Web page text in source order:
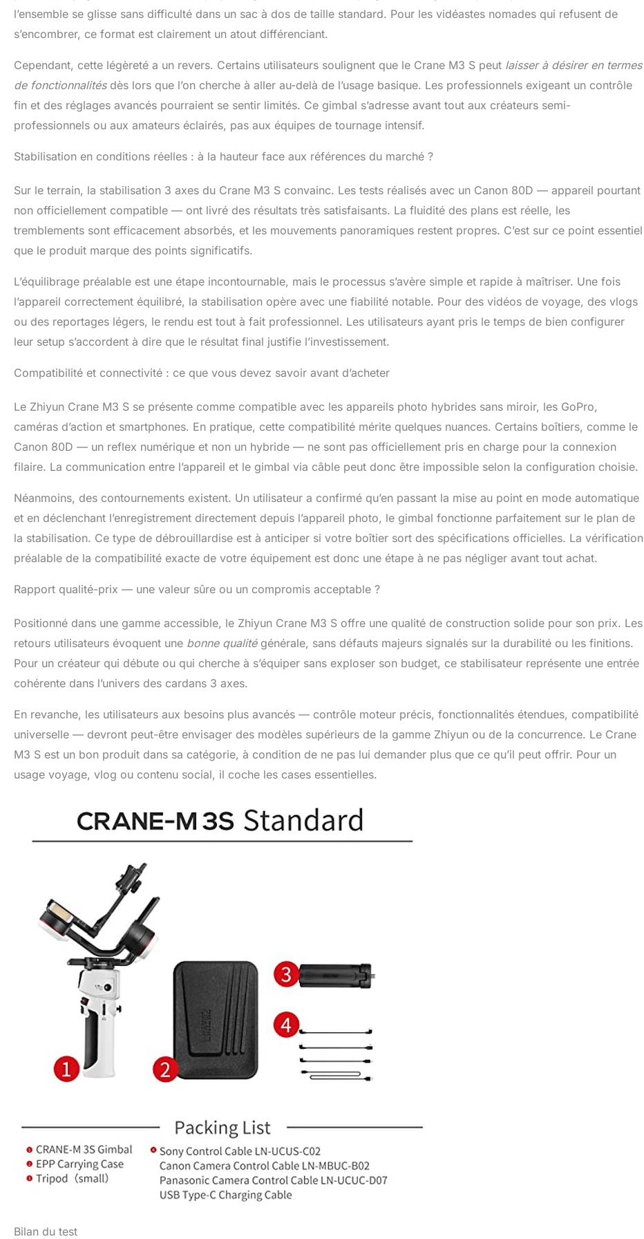
l’ensemble se glisse sans difficulté dans un sac à dos de taille standard. Pour les vidéastes nomades qui refusent de
s’encombrer, ce format est clairement un atout différenciant.
Cependant, cette légèreté a un revers. Certains utilisateurs soulignent que le Crane M3 S peut laisser à désirer en termes
de fonctionnalitésdès lors que l’on cherche à aller au-delà de l’usage basique. Les professionnels exigeant un contrôle
fin et des réglages avancés pourraient se sentir limités. Ce gimbal s’adresse avant tout aux créateurs semi-
professionnels ou aux amateurs éclairés, pas aux équipes de tournage intensif.
Stabilisation en conditions réelles : à la hauteur face aux références du marché ?
Sur le terrain, la stabilisation 3 axes du Crane M3 S convainc. Les tests réalisés avec un Canon 80D — appareil pourtant
non officiellement compatible — ont livré des résultats très satisfaisants. La fluidité des plans est réelle, les
tremblements sont efficacement absorbés, et les mouvements panoramiques restent propres. C’est sur ce point essentiel
que le produit marque des points significatifs.
L’équilibrage préalable est une étape incontournable, mais le processus s’avère simple et rapide à maîtriser. Une fois
l’appareil correctement équilibré, la stabilisation opère avec une fiabilité notable. Pour des vidéos de voyage, des vlogs
ou des reportages légers, le rendu est tout à fait professionnel. Les utilisateurs ayant pris le temps de bien configurer
leur setup s’accordent à dire que le résultat final justifie l’investissement.
Compatibilité et connectivité : ce que vous devez savoir avant d’acheter
Le Zhiyun Crane M3 S se présente comme compatible avec les appareils photo hybrides sans miroir, les GoPro,
caméras d’action et smartphones. En pratique, cette compatibilité mérite quelques nuances. Certains boîtiers, comme le
Canon 80D — un reflex numérique et non un hybride — ne sont pas officiellement pris en charge pour la connexion
filaire. La communication entre l’appareil et le gimbal via câble peut donc être impossible selon la configuration choisie.
Néanmoins, des contournements existent. Un utilisateur a confirmé qu’en passant la mise au point en mode automatique
et en déclenchant l’enregistrement directement depuis l’appareil photo, le gimbal fonctionne parfaitement sur le plan de
la stabilisation. Ce type de débrouillardise est à anticiper si votre boîtier sort des spécifications officielles. La vérification
préalable de la compatibilité exacte de votre équipement est donc une étape à ne pas négliger avant tout achat.
Rapport qualité-prix — une valeur sûre ou un compromis acceptable ?
Positionné dans une gamme accessible, le Zhiyun Crane M3 S offre une qualité de construction solide pour son prix. Les
retours utilisateurs évoquent une bonne qualitégénérale, sans défauts majeurs signalés sur la durabilité ou les finitions.
Pour un créateur qui débute ou qui cherche à s’équiper sans exploser son budget, ce stabilisateur représente une entrée
cohérente dans l’univers des cardans 3 axes.
En revanche, les utilisateurs aux besoins plus avancés — contrôle moteur précis, fonctionnalités étendues, compatibilité
universelle — devront peut-être envisager des modèles supérieurs de la gamme Zhiyun ou de la concurrence. Le Crane
M3 S est un bon produit dans sa catégorie, à condition de ne pas lui demander plus que ce qu’il peut offrir. Pour un
usage voyage, vlog ou contenu social, il coche les cases essentielles.
Bilan du test